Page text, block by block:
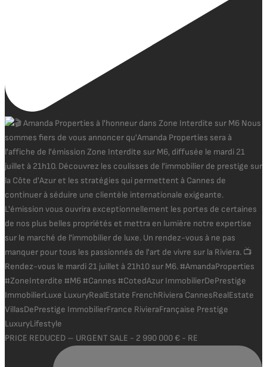
PRICE REDUCED – URGENT SALE - 2 990 000 € - RE